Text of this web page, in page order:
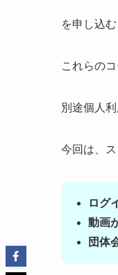
を申し込
これらの
別途個人
今回は、
ログ
動画
団体